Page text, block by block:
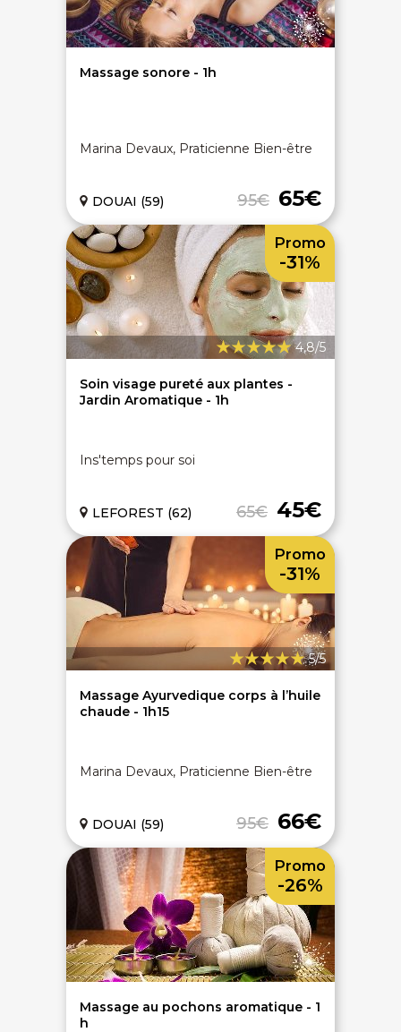
Massage sonore - 1h
Marina Devaux, Praticienne Bien-être
95€ 65€
DOUAI (59)
4,8/5
Soin visage pureté aux plantes -
Jardin Aromatique - 1h
Ins'temps pour soi
65€ 45€
LEFOREST (62)
Promo
-31%
5/5
Massage Ayurvedique corps à l’huile
chaude - 1h15
Marina Devaux, Praticienne Bien-être
95€ 66€
DOUAI (59)
Promo
-31%
Massage au pochons aromatique - 1
h
Promo
-26%